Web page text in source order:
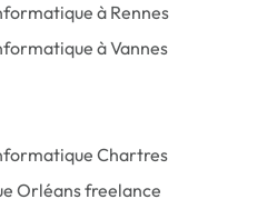
à Rennes
à Vannes
Chartres
Orléans freelance